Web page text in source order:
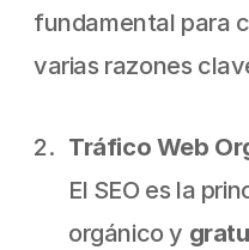
fundamental para
varias razones
Tráfico Web
El SEO es la
orgánico y